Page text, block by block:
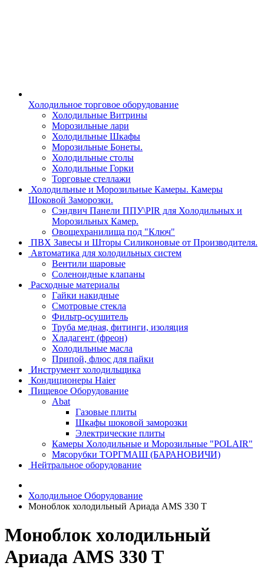
Холодильное торговое оборудование
Холодильные Витрины
Морозильные лари
Холодильные Шкафы
Морозильные Бонеты.
Холодильные столы
Холодильные Горки
Торговые стеллажи
Холодильные и Морозильные Камеры. Камеры
Шоковой Заморозки.
Сэндвич Панели ППУ\PIR для Холодильных и
Морозильных Камер.
Овощехранилища под "Ключ"
ПВХ Завесы и Шторы Силиконовые от Производителя.
Автоматика для холодильных систем
Вентили шаровые
Соленоидные клапаны
Расходные материалы
Гайки накидные
Смотровые стекла
Фильтр-осушитель
Труба медная, фитинги, изоляция
Хладагент (фреон)
Холодильные масла
Припой, флюс для пайки
Инструмент холодильщика
Кондиционеры Haier
Пищевое Оборудование
Abat
Газовые плиты
Шкафы шоковой заморозки
Электрические плиты
Камеры Холодильные и Морозильные "POLAIR"
Мясорубки ТОРГМАШ (БАРАНОВИЧИ)
Нейтральное оборудование
Холодильное Оборудование
Моноблок холодильный Ариада AMS 330 T
Моноблок холодильный
Ариада AMS 330 T